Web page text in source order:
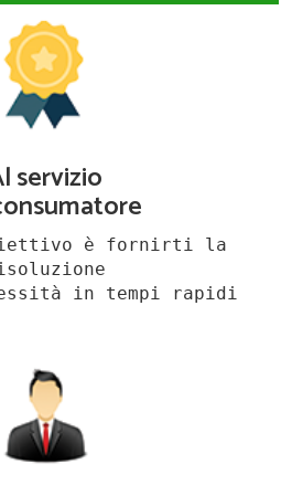
servizio
è fornirti la
in tempi rapidi